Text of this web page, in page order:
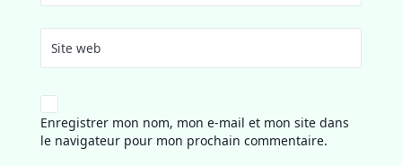
Site web
Enregistrer mon nom, mon e-mail et mon site dans
le navigateur pour mon prochain commentaire.